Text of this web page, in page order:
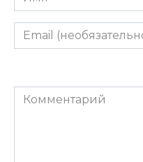
Email
(необязательно)
Комментарий